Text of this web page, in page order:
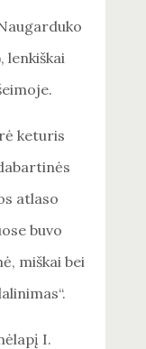
lenkiškai
keturis
atlaso
buvo
miškai bei
I.